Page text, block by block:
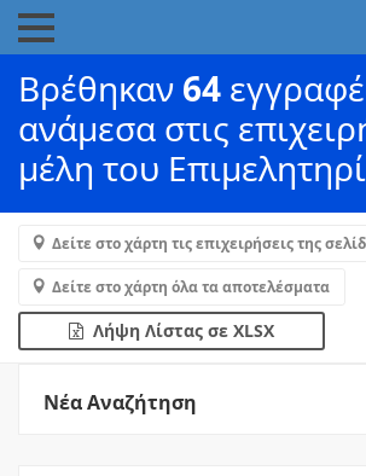
Βρέθηκαν 64
ανάμεσα στις
μέλη του
Δείτε στο χάρτη τις επιχειρήσεις της
Δείτε στο χάρτη όλα τα αποτελέσματα
Λήψη Λίστας σε XLSX
Νέα Αναζήτηση